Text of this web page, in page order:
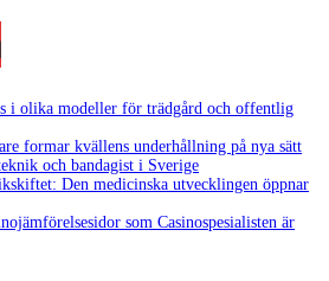
i olika modeller för trädgård och offentlig
formar kvällens underhållning på nya sätt
och bandagist i Sverige
Den medicinska utvecklingen öppnar
som Casinospesialisten är